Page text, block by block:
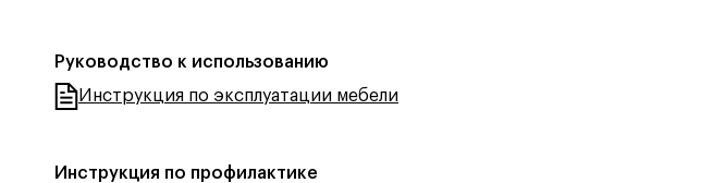
Руководство к использованию
Инструкция по эксплуатации мебели
Инструкция по профилактике